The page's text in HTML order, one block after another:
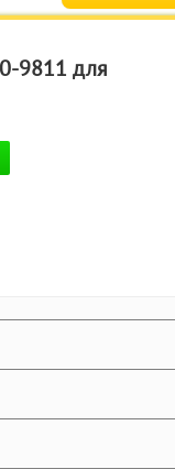
9811 для